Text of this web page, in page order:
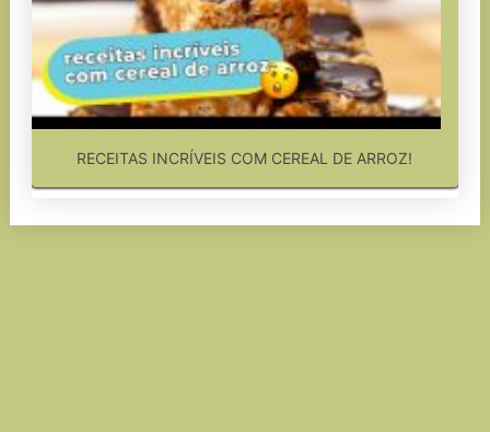
RECEITAS INCRÍVEIS COM CEREAL DE ARROZ!